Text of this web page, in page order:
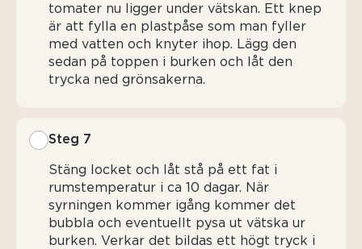
tomater nu ligger under vätskan. Ett knep
är att fylla en plastpåse som man fyller
med vatten och knyter ihop. Lägg den
sedan på toppen i burken och låt den
trycka ned grönsakerna.
Steg 7
Stäng locket och låt stå på ett fat i
rumstemperatur i ca 10 dagar. När
syrningen kommer igång kommer det
bubbla och eventuellt pysa ut vätska ur
burken. Verkar det bildas ett högt tryck i